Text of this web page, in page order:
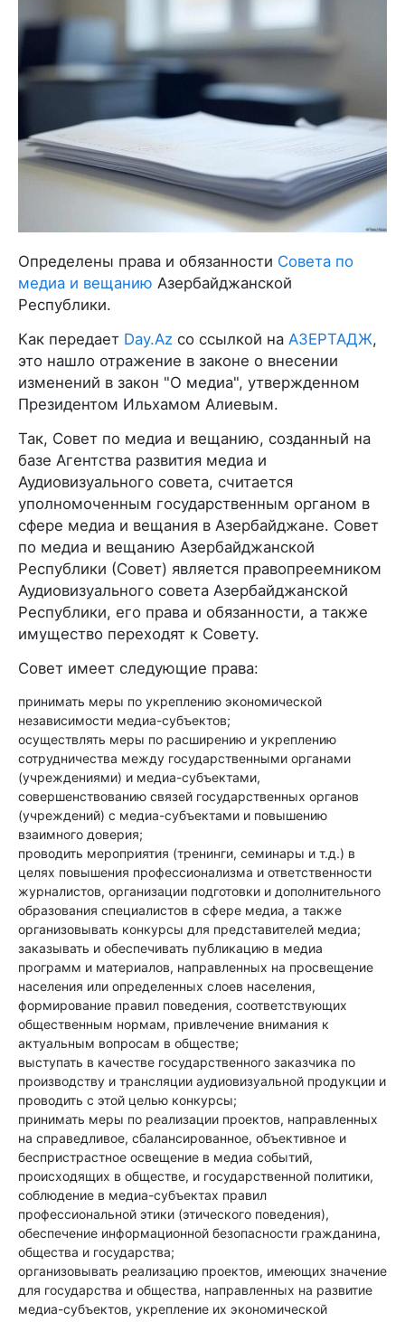
Определены права и обязанности Совета по
медиа и вещанию Азербайджанской
Республики.
Как передает Day.Az со ссылкой на АЗЕРТАДЖ,
это нашло отражение в законе о внесении
изменений в закон "О медиа", утвержденном
Президентом Ильхамом Алиевым.
Так, Совет по медиа и вещанию, созданный на
базе Агентства развития медиа и
Аудиовизуального совета, считается
уполномоченным государственным органом в
сфере медиа и вещания в Азербайджане. Совет
по медиа и вещанию Азербайджанской
Республики (Совет) является правопреемником
Аудиовизуального совета Азербайджанской
Республики, его права и обязанности, а также
имущество переходят к Совету.
Совет имеет следующие права:
принимать меры по укреплению экономической
независимости медиа-субъектов;
осуществлять меры по расширению и укреплению
сотрудничества между государственными органами
(учреждениями) и медиа-субъектами,
совершенствованию связей государственных органов
(учреждений) с медиа-субъектами и повышению
взаимного доверия;
проводить мероприятия (тренинги, семинары и т.д.) в
целях повышения профессионализма и ответственности
журналистов, организации подготовки и дополнительного
образования специалистов в сфере медиа, а также
организовывать конкурсы для представителей медиа;
заказывать и обеспечивать публикацию в медиа
программ и материалов, направленных на просвещение
населения или определенных слоев населения,
формирование правил поведения, соответствующих
общественным нормам, привлечение внимания к
актуальным вопросам в обществе;
выступать в качестве государственного заказчика по
производству и трансляции аудиовизуальной продукции и
проводить с этой целью конкурсы;
принимать меры по реализации проектов, направленных
на справедливое, сбалансированное, объективное и
беспристрастное освещение в медиа событий,
происходящих в обществе, и государственной политики,
соблюдение в медиа-субъектах правил
профессиональной этики (этического поведения),
обеспечение информационной безопасности гражданина,
общества и государства;
организовывать реализацию проектов, имеющих значение
для государства и общества, направленных на развитие
медиа-субъектов, укрепление их экономической